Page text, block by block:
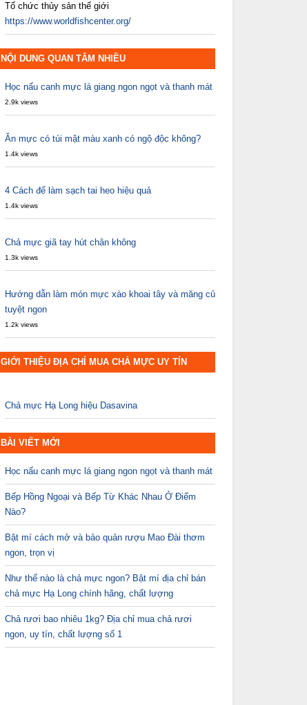
Tổ chức thủy sản thế giới
https://www.worldfishcenter.org/
NỘI DUNG QUAN TÂM NHIỀU
Học nấu canh mực lá giang ngon ngọt và thanh mát
2.9k views
Ăn mực có túi mật màu xanh có ngộ độc không?
1.4k views
4 Cách để làm sạch tai heo hiệu quả
1.4k views
Chả mực giã tay hút chân không
1.3k views
Hướng dẫn làm món mực xào khoai tây và măng củ
tuyệt ngon
1.2k views
GIỚI THIỆU ĐỊA CHỈ MUA CHẢ MỰC UY TÍN
Chả mực Hạ Long hiệu Dasavina
BÀI VIẾT MỚI
Học nấu canh mực lá giang ngon ngọt và thanh mát
Bếp Hồng Ngoại và Bếp Từ Khác Nhau Ở Điểm
Nào?
Bật mí cách mở và bảo quản rượu Mao Đài thơm
ngon, trọn vị
Như thế nào là chả mực ngon? Bật mí địa chỉ bán
chả mực Hạ Long chính hãng, chất lượng
Chả rươi bao nhiêu 1kg? Địa chỉ mua chả rươi
ngon, uy tín, chất lượng số 1